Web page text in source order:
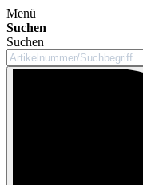
Menü
Suchen
Suchen